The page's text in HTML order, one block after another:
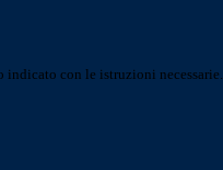
con le istruzioni necessarie.